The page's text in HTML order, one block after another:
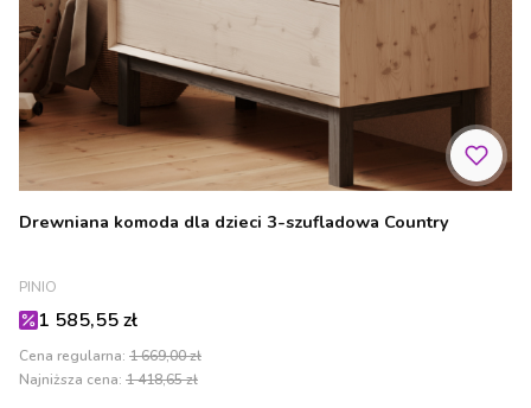
Drewniana komoda dla dzieci 3-szufladowa Country
PRODUCENT
PINIO
Cena promocyjna
1 585,55 zł
Cena regularna: 1 669,00 zł
Najniższa cena: 1 418,65 zł